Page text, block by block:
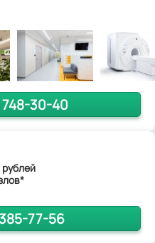
748-30-40
77-56